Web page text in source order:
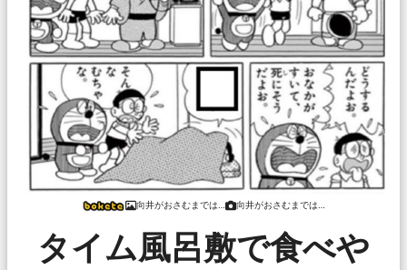
向井がおさむまでは… 向井がおさむまでは…
タイム風呂敷で食べや